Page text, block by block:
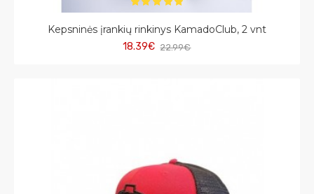
Kepsninės įrankių rinkinys KamadoClub, 2 vnt
18.39€ 22.99€